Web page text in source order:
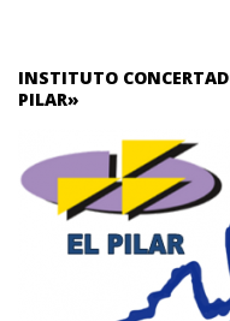
INSTITUTO
PILAR»